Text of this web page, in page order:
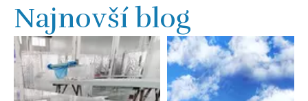
Najnovší blog